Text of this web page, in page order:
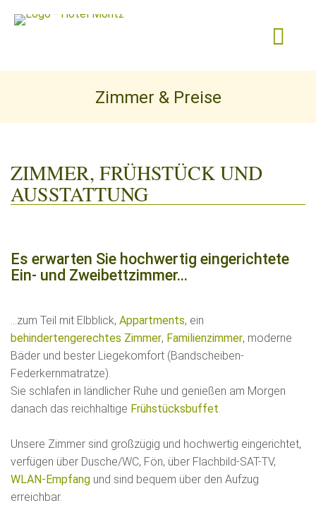
Zimmer & Preise
ZIMMER, FRÜHSTÜCK UND
AUSSTATTUNG
Es erwarten Sie hochwertig eingerichtete
Ein- und Zweibettzimmer...
...zum Teil mit Elbblick, Appartments, ein
behindertengerechtes Zimmer, Familienzimmer, moderne
Bäder und bester Liegekomfort (Bandscheiben-
Federkernmatratze).
Sie schlafen in ländlicher Ruhe und genießen am Morgen
danach das reichhaltige Frühstücksbuffet
Unsere Zimmer sind großzügig und hochwertig eingerichtet,
verfügen über Dusche/WC, Fön, über Flachbild-SAT-TV,
WLAN-Empfang und sind bequem über den Aufzug
erreichbar.